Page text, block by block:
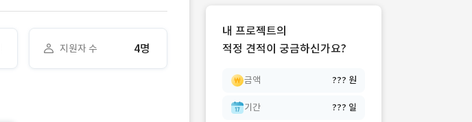
지원자 수 4명
내 프로젝트의
적정 견적이 궁금하신가요?
금액 ??? 원
기간 ??? 일